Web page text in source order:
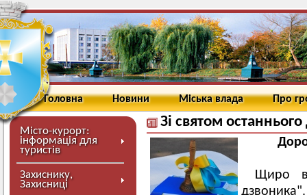
Головна Новини Міська влада Про
Місто-курорт:
інформація для
туристів
Захиснику,
Захисниці
Зі святом
Щиро